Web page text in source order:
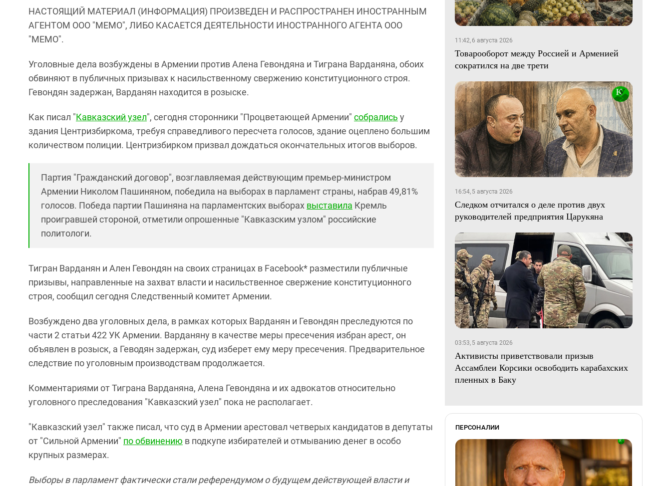
НАСТОЯЩИЙ МАТЕРИАЛ (ИНФОРМАЦИЯ) ПРОИЗВЕДЕН И РАСПРОСТРАНЕН ИНОСТРАННЫМ
АГЕНТОМ ООО "МЕМО", ЛИБО КАСАЕТСЯ ДЕЯТЕЛЬНОСТИ ИНОСТРАННОГО АГЕНТА ООО
"МЕМО".
Уголовные дела возбуждены в Армении против Алена Гевондяна и Тиграна Варданяна, обоих
обвиняют в публичных призывах к насильственному свержению конституционного строя.
Гевондян задержан, Варданян находится в розыске.
Как писал "Кавказский узел", сегодня сторонники "Процветающей Армении" собрались у
здания Центризбиркома, требуя справедливого пересчета голосов, здание оцеплено большим
количеством полиции. Центризбирком призвал дождаться окончательных итогов выборов.
Партия "Гражданский договор", возглавляемая действующим премьер-министром
Армении Николом Пашиняном, победила на выборах в парламент страны, набрав 49,81%
голосов. Победа партии Пашиняна на парламентских выборах выставила Кремль
проигравшей стороной, отметили опрошенные "Кавказским узлом" российские
политологи.
Тигран Варданян и Ален Гевондян на своих страницах в Facebook* разместили публичные
призывы, направленные на захват власти и насильственное свержение конституционного
строя, сообщил сегодня Следственный комитет Армении.
Возбуждено два уголовных дела, в рамках которых Варданян и Гевондян преследуются по
части 2 статьи 422 УК Армении. Варданяну в качестве меры пресечения избран арест, он
объявлен в розыск, а Геводян задержан, суд изберет ему меру пресечения. Предварительное
следствие по уголовным производствам продолжается.
Комментариями от Тиграна Варданяна, Алена Гевондяна и их адвокатов относительно
уголовного преследования "Кавказский узел" пока не располагает.
"Кавказский узел" также писал, что суд в Армении арестовал четверых кандидатов в депутаты
от "Сильной Армении" по обвинению в подкупе избирателей и отмыванию денег в особо
крупных размерах.
Выборы в парламент фактически стали референдумом о будущем действующей власти и
11:42, 6 августа 2026
Товарооборот между Россией и Арменией
сократился на две трети
16:54, 5 августа 2026
Следком отчитался о деле против двух
руководителей предприятия Царукяна
03:53, 5 августа 2026
Активисты приветствовали призыв
Ассамблеи Корсики освободить карабахских
пленных в Баку
ПЕРСОНАЛИИ